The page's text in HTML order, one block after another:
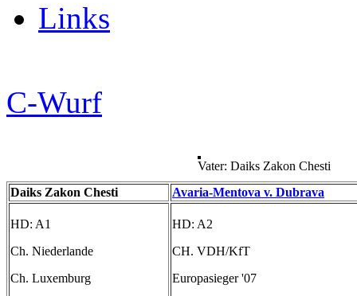
Links
C-Wurf
Vater: Daiks Zakon Chesti
Daiks Zakon Chesti
Avaria-Mentova v. Dubrava
HD: A1
Ch. Niederlande
Ch. Luxemburg
HD: A2
CH. VDH/KfT
Europasieger '07